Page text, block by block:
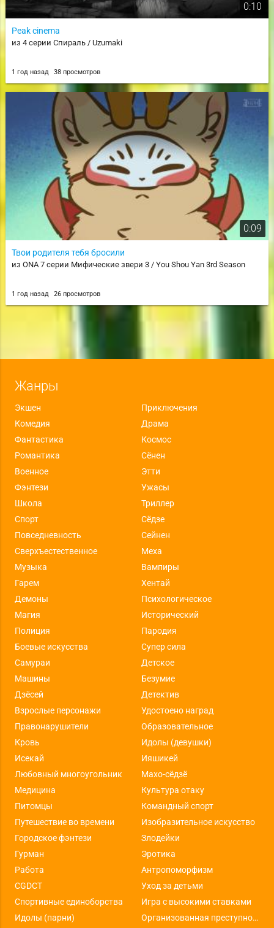
0:10
Peak cinema
из 4 серии Спираль / Uzumaki
1 год назад 38 просмотров
0:09
Твои родителя тебя бросили
из ONA 7 серии Мифические звери 3 / You Shou Yan 3rd Season
1 год назад 26 просмотров
Жанры
Экшен
Приключения
Комедия
Драма
Фантастика
Космос
Романтика
Сёнен
Военное
Этти
Фэнтези
Ужасы
Школа
Триллер
Спорт
Сёдзе
Повседневность
Сейнен
Сверхъестественное
Меха
Музыка
Вампиры
Гарем
Хентай
Демоны
Психологическое
Магия
Исторический
Полиция
Пародия
Боевые искусства
Супер сила
Самураи
Детское
Машины
Безумие
Дзёсей
Детектив
Взрослые персонажи
Удостоено наград
Правонарушители
Образовательное
Кровь
Идолы (девушки)
Исекай
Ияшикей
Любовный многоугольник
Махо-сёдзё
Медицина
Культура отаку
Питомцы
Командный спорт
Путешествие во времени
Изобразительное искусство
Городское фэнтези
Злодейки
Гурман
Эротика
Работа
Антропоморфизм
CGDCT
Уход за детьми
Спортивные единоборства
Игра с высокими ставками
Идолы (парни)
Организованная преступность